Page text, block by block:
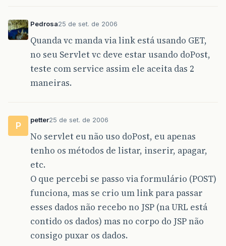
Pedrosa25 de set. de 2006
Quanda vc manda via link está usando GET,
no seu Servlet vc deve estar usando doPost,
teste com service assim ele aceita das 2
maneiras.
P
petter25 de set. de 2006
No servlet eu não uso doPost, eu apenas
tenho os métodos de listar, inserir, apagar,
etc.
O que percebi se passo via formulário (POST)
funciona, mas se crio um link para passar
esses dados não recebo no JSP (na URL está
contido os dados) mas no corpo do JSP não
consigo puxar os dados.